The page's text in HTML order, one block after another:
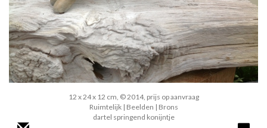
12 x 24 x 12 cm, © 2014, prijs op aanvraag
Ruimtelijk | Beelden | Brons
dartel springend konijntje